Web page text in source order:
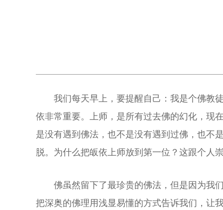
我们每天早上，要提醒自己：我是个佛教
依非常重要。上师，是所有过去佛的幻化，现
是没有遇到佛法，也不是没有遇到过佛，也不
脱。为什么把皈依上师放到第一位？这跟个人
佛虽然留下了最珍贵的佛法，但是因为我
把深奥的佛理用浅显易懂的方式告诉我们，让